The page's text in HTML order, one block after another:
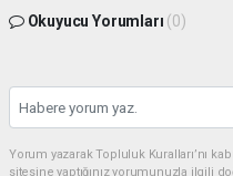
Okuyucu Yorumları (0)
Yorum yazarak Topluluk Kuralları’nı
sitesine yaptığınız yorumunuzla ilgili